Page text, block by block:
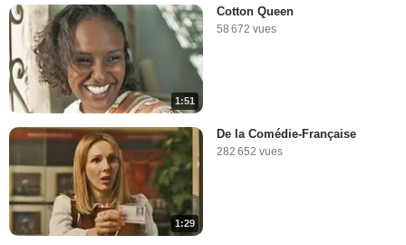
1:51
Cotton Queen
58 672 vues
1:29
De la Comédie-Française
282 652 vues